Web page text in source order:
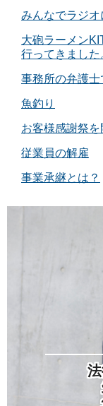
みんなでラジ
大砲ラーメン
行ってきました
事務所の弁護
魚釣り
お客様感謝祭を
従業員の解雇
事業承継とは？